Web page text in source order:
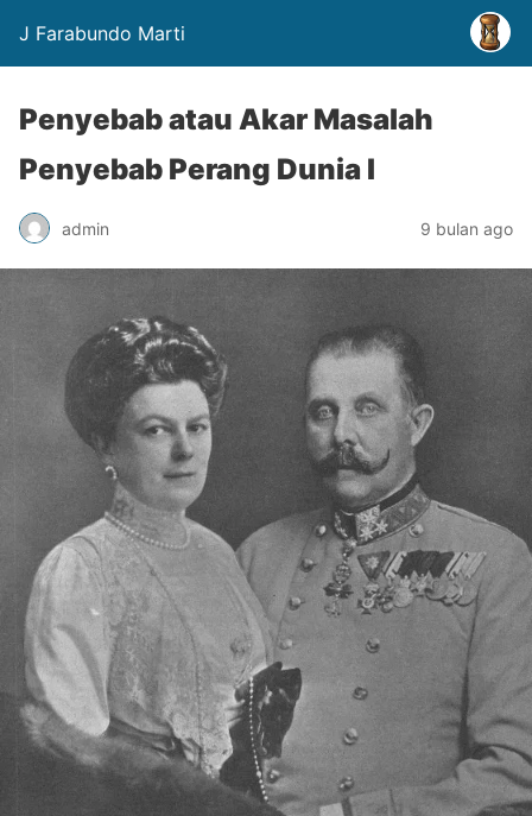
J Farabundo Marti
Penyebab atau Akar Masalah
Penyebab Perang Dunia I
admin 9 bulan ago